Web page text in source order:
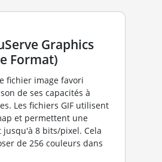
Graphics
Format)
fichier image favori
de ses capacités à
Les fichiers GIF utilisent
et permettent une
8 bits/pixel. Cela
de 256 couleurs dans